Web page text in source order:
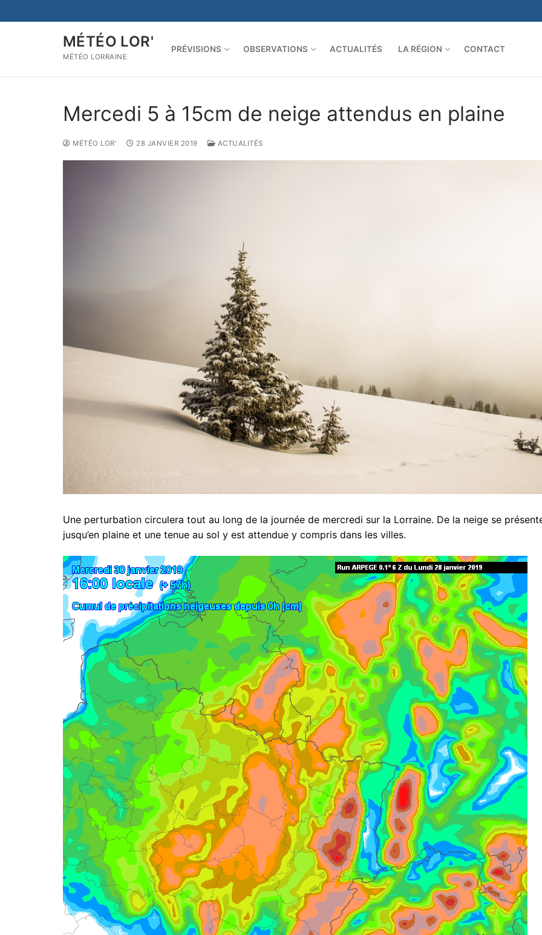
au
MÉTÉO LOR'
MÉTÉO LORRAINE
PRÉVISIONS OBSERVATIONS ACTUALITÉS LA RÉGION CONTACT
Mercedi 5 à 15cm de neige attendus en plaine
MÉTÉO LOR' 28 JANVIER 2019 ACTUALITÉS
Une perturbation circulera tout au long de la journée de mercredi sur la Lorraine. De la neige se
jusqu’en plaine et une tenue au sol y est attendue y compris dans les villes.